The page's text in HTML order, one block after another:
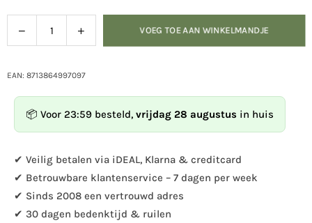
Hoeveelheid
Verlaag
de
voor
Max
Verhoog
de
voor
Max
VOEG TOE AAN WINKELMANDJE
EAN: 8713864997097
📦 Voor 23:59 besteld, vrijdag 28 augustus in huis
✔ Veilig betalen via iDEAL, Klarna & creditcard
✔ Betrouwbare klantenservice – 7 dagen per week
✔ Sinds 2008 een vertrouwd adres
✔ 30 dagen bedenktijd & ruilen